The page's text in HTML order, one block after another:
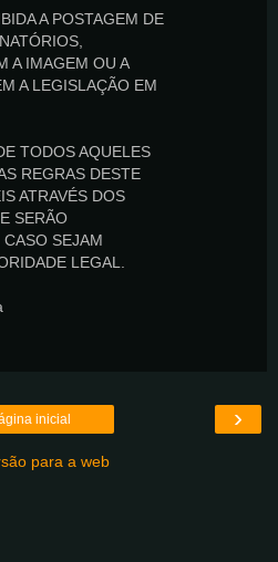
A POSTAGEM DE
A IMAGEM OU A
A LEGISLAÇÃO EM
TODOS AQUELES
REGRAS DESTE
ATRAVÉS DOS
SERÃO
SEJAM
LEGAL.
›
inicial
para a web